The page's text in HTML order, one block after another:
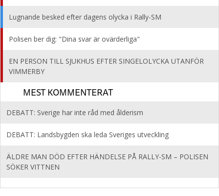
Lugnande besked efter dagens olycka i Rally-SM
Polisen ber dig: "Dina svar är ovärderliga"
EN PERSON TILL SJUKHUS EFTER SINGELOLYCKA UTANFÖR
VIMMERBY
MEST KOMMENTERAT
DEBATT: Sverige har inte råd med ålderism
DEBATT: Landsbygden ska leda Sveriges utveckling
ÄLDRE MAN DÖD EFTER HÄNDELSE PÅ RALLY-SM – POLISEN
SÖKER VITTNEN